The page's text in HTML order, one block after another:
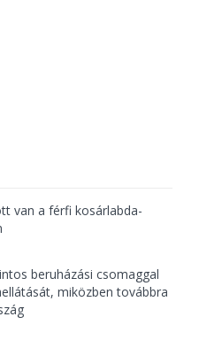
van a férfi kosárlabda-
beruházási csomaggal
miközben továbbra